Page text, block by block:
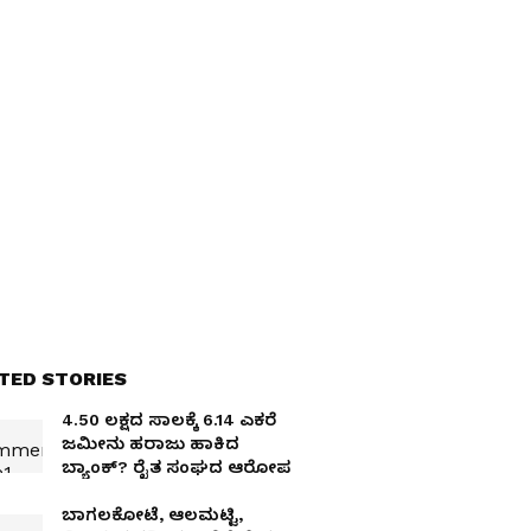
STORIES
4.50 ಲಕ್ಷದ ಸಾಲಕ್ಕೆ 6.14 ಎಕರೆ
ಜಮೀನು ಹರಾಜು ಹಾಕಿದ
ಬ್ಯಾಂಕ್? ರೈತ ಸಂಘದ ಆರೋಪ
ಬಾಗಲಕೋಟೆ, ಆಲಮಟ್ಟಿ,